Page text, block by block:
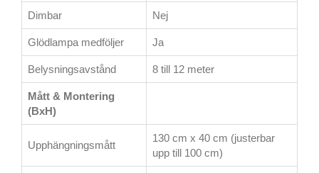
Dimbar Nej
Glödlampa medföljer Ja
Belysningsavstånd 8 till 12 meter
Mått & Montering
(BxH)
Upphängningsmått
130 cm x 40 cm (justerbar
upp till 100 cm)